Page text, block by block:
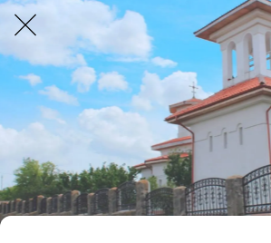
Centrul Burada 🇷🇴 🇬🇧 🇫🇷
Asistentul Centrului Cultural Teodor T. Burada